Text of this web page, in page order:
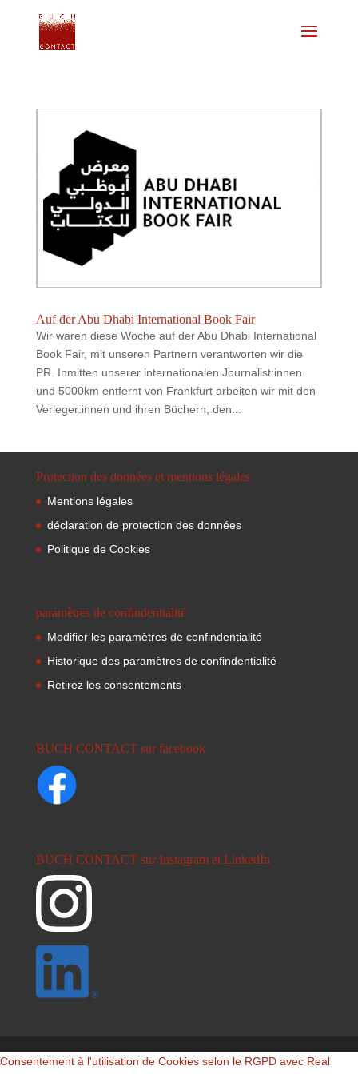
Auf der Abu Dhabi International Book Fair
Wir waren diese Woche auf der Abu Dhabi International
Book Fair, mit unseren Partnern verantworten wir die
PR. Inmitten unserer internationalen Journalist:innen
und 5000km entfernt von Frankfurt arbeiten wir mit den
Verleger:innen und ihren Büchern, den...
Protection des données et mentions légales
Mentions légales
déclaration de protection des données
Politique de Cookies
paramètres de confindentialité
Modifier les paramètres de confindentialité
Historique des paramètres de confindentialité
Retirez les consentements
BUCH CONTACT sur facebook
BUCH CONTACT sur Instagram et LinkedIn
Consentement à l'utilisation de Cookies selon le RGPD avec Real